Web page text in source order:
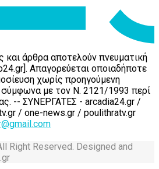
και άρθρα αποτελούν πνευματική
Απαγορεύεται οποιαδήποτε
χωρίς προηγούμενη
με τον Ν. 2121/1993 περί
-- ΣΥΝΕΡΓΑΤΕΣ - arcadia24.gr /
/ one-news.gr / poulithratv.gr
Right Reserved. Designed and